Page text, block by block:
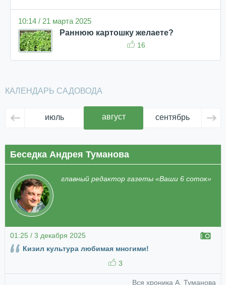
10:14 / 21 марта 2025
Раннюю картошку желаете?
16
КАЛЕНДАРЬ САДОВОДА
июль август сентябрь
Беседка Андрея Туманова
главный редактор газеты «Ваши 6 соток»
01:25 / 3 декабря 2025
Кизил культура любимая многими!
3
Вся хроника А. Туманова